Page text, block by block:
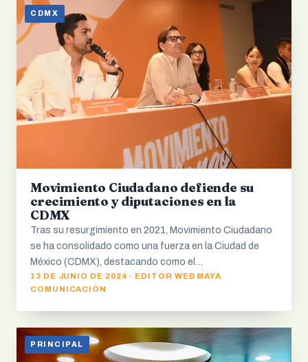
CDMX
Movimiento Ciudadano defiende su
crecimiento y diputaciones en la
CDMX
Tras su resurgimiento en 2021, Movimiento Ciudadano
se ha consolidado como una fuerza en la Ciudad de
México (CDMX), destacando como el…
13 DE JUNIO DE 2024 · EDITOR WEB MAYA
COMUNICACIÓN
PRINCIPAL